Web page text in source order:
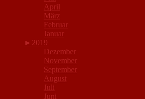
April
März
Februar
Januar
► 2019
Dezember
November
September
August
Juli
Juni